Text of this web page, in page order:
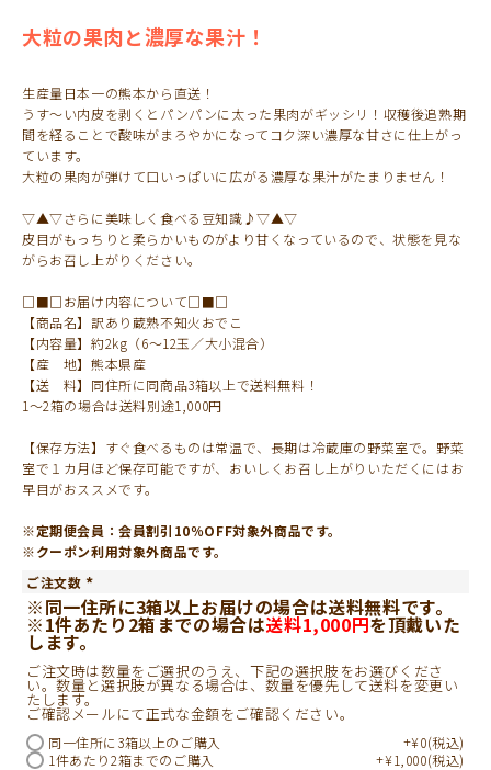
大粒の果肉と濃厚な果汁！
生産量日本一の熊本から直送！
うす～い内皮を剥くとパンパンに太った果肉がギッシリ！収穫後追熟期
間を経ることで酸味がまろやかになってコク深い濃厚な甘さに仕上がっ
ています。
大粒の果肉が弾けて口いっぱいに広がる濃厚な果汁がたまりません！
▽▲▽さらに美味しく食べる豆知識♪▽▲▽
皮目がもっちりと柔らかいものがより甘くなっているので、状態を見な
がらお召し上がりください。
□■□お届け内容について□■□
【商品名】訳あり蔵熟不知火おでこ
【内容量】約2kg（6～12玉／大小混合）
【産 地】熊本県産
【送 料】同住所に同商品3箱以上で送料無料！
1～2箱の場合は送料別途1,000円
【保存方法】すぐ食べるものは常温で、長期は冷蔵庫の野菜室で。野菜
室で１カ月ほど保存可能ですが、おいしくお召し上がりいただくにはお
早目がおススメです。
※定期便会員：会員割引10％OFF対象外商品です。
※クーポン利用対象外商品です。
ご注文数
(
必
須
)
※同一住所に3箱以上お届けの場合は送料無料です。
※1件あたり2箱までの場合は送料1,000円を頂戴いた
します。
ご注文時は数量をご選択のうえ、下記の選択肢をお選びくださ
い。数量と選択肢が異なる場合は、数量を優先して送料を変更い
たします。
ご確認メールにて正式な金額をご確認ください。
同一住所に3箱以上のご購入 +¥0 税込
1件あたり2箱までのご購入
+¥1,000 税込